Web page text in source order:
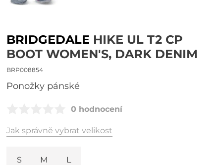
BRIDGEDALE HIKE UL T2 CP
BOOT WOMEN'S, DARK DENIM
BRP008854
ponožky pánské
0 hodnocení
Jak správně vybrat velikost
S M L